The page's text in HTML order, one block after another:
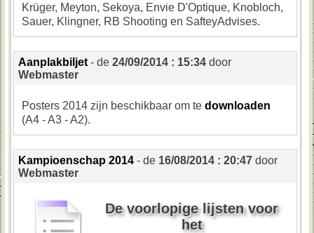
Krüger, Meyton, Sekoya, Envie D'Optique, Knobloch,
Sauer, Klingner, RB Shooting en SafteyAdvises.
Aanplakbiljet - de 24/09/2014 : 15:34door
Webmaster
Posters 2014 zijn beschikbaar om te downloaden
(A4 - A3 - A2).
Kampioenschap 2014 - de 16/08/2014 : 20:47door
Webmaster
De voorlopige lijsten voor
het